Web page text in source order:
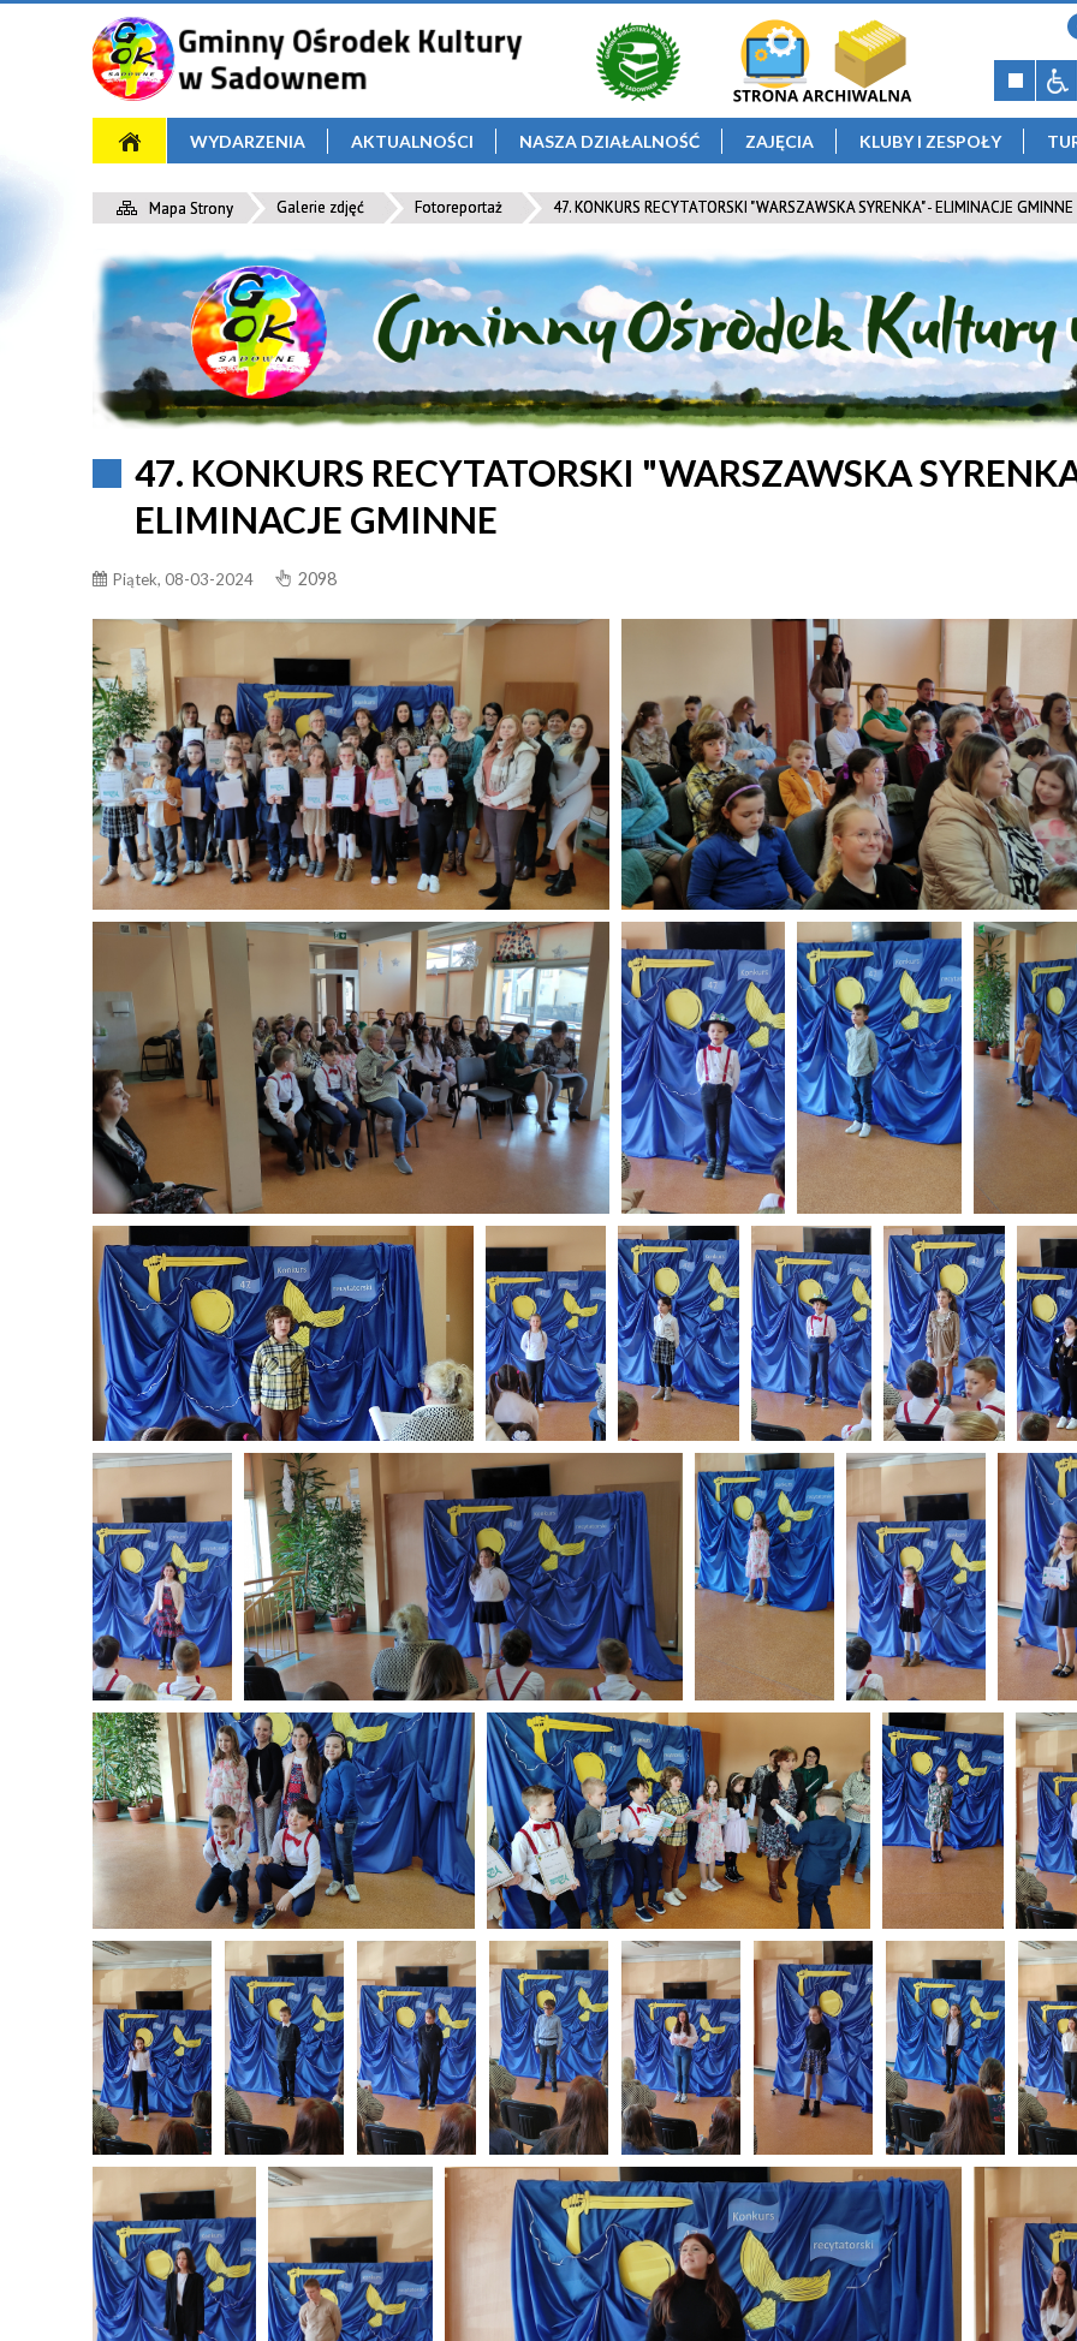
WYDARZENIA AKTUALNOŚCI NASZA DZIAŁALNOŚĆ ZAJĘCIA KLUBY I ZESPOŁY
Mapa Strony Galerie zdjęć Fotoreportaż 47. KONKURS RECYTATORSKI "WARSZAWSKA SYRENKA" - ELIMINACJE GMINNE
47. KONKURS RECYTATORSKI "WARSZAWSKA
ELIMINACJE GMINNE
Piątek, 08-03-2024 2098